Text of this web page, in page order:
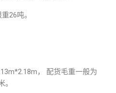
26吨。
， 配货毛重一般为